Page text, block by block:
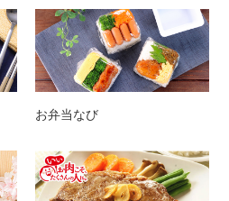
お弁当なび